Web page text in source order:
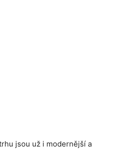
jsou už i modernější a